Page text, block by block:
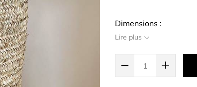
Dimensions :
Coloris : naturelle
Lire plus